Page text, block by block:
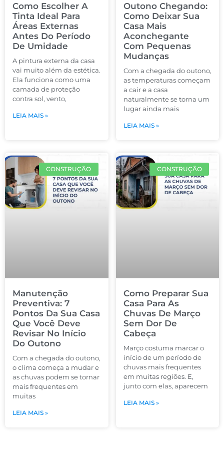
Como Escolher A
Tinta Ideal Para
Áreas Externas
Antes Do Período
De Umidade
A pintura externa da casa
vai muito além da estética.
Ela funciona como uma
camada de proteção
contra sol, vento,
LEIA MAIS »
Outono Chegando:
Como Deixar Sua
Casa Mais
Aconchegante
Com Pequenas
Mudanças
Com a chegada do outono,
as temperaturas começam
a cair e a casa
naturalmente se torna um
lugar ainda mais
LEIA MAIS »
CONSTRUÇÃO
Manutenção
Preventiva: 7
Pontos Da Sua Casa
Que Você Deve
Revisar No Início
Do Outono
Com a chegada do outono,
o clima começa a mudar e
as chuvas podem se tornar
mais frequentes em
muitas
LEIA MAIS »
CONSTRUÇÃO
Como Preparar Sua
Casa Para As
Chuvas De Março
Sem Dor De
Cabeça
Março costuma marcar o
início de um período de
chuvas mais frequentes
em muitas regiões. E,
junto com elas, aparecem
LEIA MAIS »